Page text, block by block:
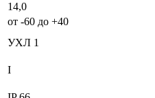
14,0
от -60 до +40
УХЛ 1
I